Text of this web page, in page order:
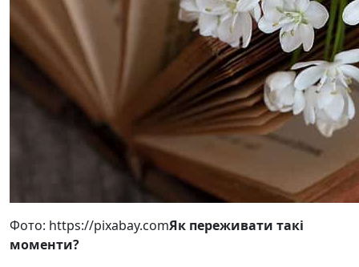
Фото: https://pixabay.comЯк переживати такі
моменти?